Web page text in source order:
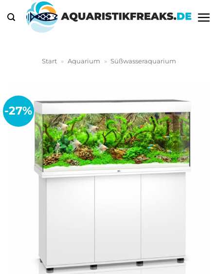
Inhalt
springen
Start » Aquarium » Süßwasseraquarium
-27%